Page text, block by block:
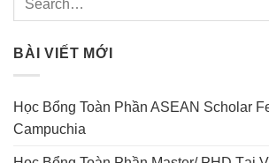
BÀI VIẾT MỚI
Học Bổng Toàn Phần ASEAN Scholar
Campuchia